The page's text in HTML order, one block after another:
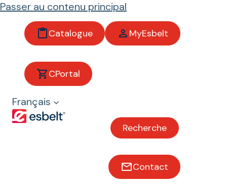
Passer au contenu principal
Catalogue MyEsbelt
CPortal
Français
Recherche
Contact
Bandes modulaires
Viande et volaille
Poisson et crustacés
Boulangeries et Biscuiteries